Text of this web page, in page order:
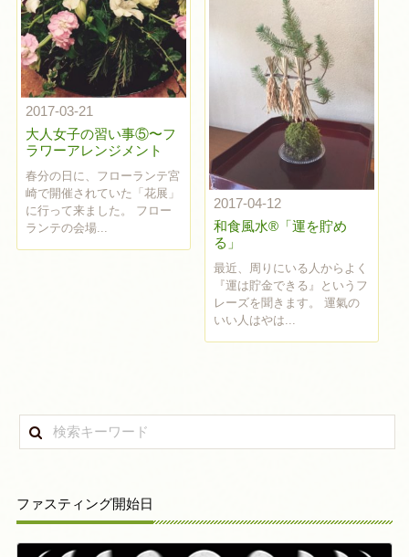
2017-03-21
大人女子の習い事⑤〜フ
ラワーアレンジメント
春分の日に、フローランテ宮
崎で開催されていた「花展」
に行って来ました。 フロー
ランテの会場...
2017-04-12
和食風水®︎「運を貯め
る」
最近、周りにいる人からよく
『運は貯金できる』というフ
レーズを聞きます。 運氣の
いい人はやは...
ファスティング開始日